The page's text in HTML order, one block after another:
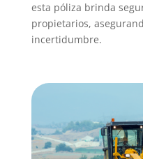
esta póliza brinda
propietarios,
incertidumbre.